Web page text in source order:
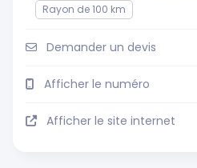
Rayon de 100 km
Demander un devis
Afficher le numéro
Afficher le site internet